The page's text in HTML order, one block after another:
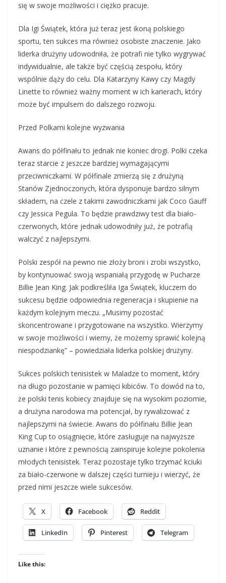
się w swoje możliwości i ciężko pracuje.
Dla Igi Świątek, która już teraz jest ikoną polskiego
sportu, ten sukces ma również osobiste znaczenie. Jako
liderka drużyny udowodniła, że potrafi nie tylko wygrywać
indywidualnie, ale także być częścią zespołu, który
wspólnie dąży do celu. Dla Katarzyny Kawy czy Magdy
Linette to również ważny moment w ich karierach, który
może być impulsem do dalszego rozwoju.
Przed Polkami kolejne wyzwania
Awans do półfinału to jednak nie koniec drogi. Polki czeka
teraz starcie z jeszcze bardziej wymagającymi
przeciwniczkami. W półfinale zmierzą się z drużyną
Stanów Zjednoczonych, która dysponuje bardzo silnym
składem, na czele z takimi zawodniczkami jak Coco Gauff
czy Jessica Pegula. To będzie prawdziwy test dla biało-
czerwonych, które jednak udowodniły już, że potrafią
walczyć z najlepszymi.
Polski zespół na pewno nie złoży broni i zrobi wszystko,
by kontynuować swoją wspaniałą przygodę w Pucharze
Billie Jean King. Jak podkreśliła Iga Świątek, kluczem do
sukcesu będzie odpowiednia regeneracja i skupienie na
każdym kolejnym meczu. „Musimy pozostać
skoncentrowane i przygotowane na wszystko. Wierzymy
w swoje możliwości i wiemy, że możemy sprawić kolejną
niespodziankę” – powiedziała liderka polskiej drużyny.
Sukces polskich tenisistek w Maladze to moment, który
na długo pozostanie w pamięci kibiców. To dowód na to,
że polski tenis kobiecy znajduje się na wysokim poziomie,
a drużyna narodowa ma potencjał, by rywalizować z
najlepszymi na świecie. Awans do półfinału Billie Jean
King Cup to osiągnięcie, które zasługuje na najwyższe
uznanie i które z pewnością zainspiruje kolejne pokolenia
młodych tenisistek. Teraz pozostaje tylko trzymać kciuki
za biało-czerwone w dalszej części turnieju i wierzyć, że
przed nimi jeszcze wiele sukcesów.
X Facebook Reddit
LinkedIn Pinterest Telegram
Like this: